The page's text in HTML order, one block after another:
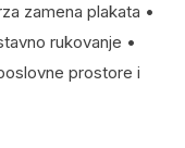
zamena plakata •
rukovanje •
prostore i